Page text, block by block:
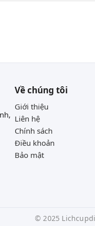
Về chúng tôi
Giới thiệu
Liên hệ
Chính sách
Điều khoản
Bảo mật
© 2025